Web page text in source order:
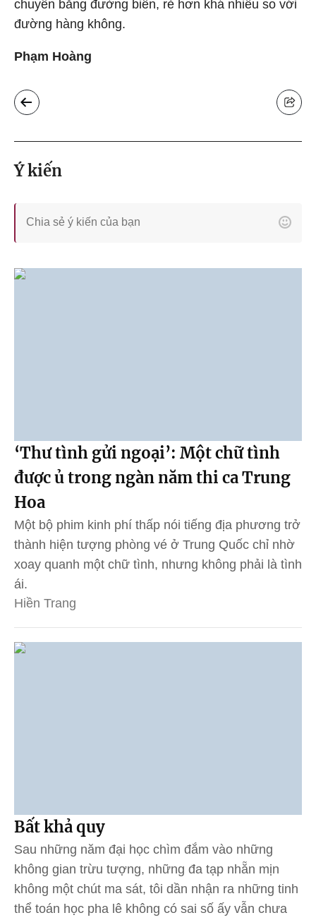
chuyển bằng đường biển, rẻ hơn khá nhiều so với
đường hàng không.
Phạm Hoàng
Ý kiến
‘Thư tình gửi ngoại’: Một chữ tình
được ủ trong ngàn năm thi ca Trung
Hoa
Một bộ phim kinh phí thấp nói tiếng địa phương trở
thành hiện tượng phòng vé ở Trung Quốc chỉ nhờ
xoay quanh một chữ tình, nhưng không phải là tình
ái.
Hiền Trang
Bất khả quy
Sau những năm đại học chìm đắm vào những
không gian trừu tượng, những đa tạp nhẵn mịn
không một chút ma sát, tôi dần nhận ra những tinh
thể toán học pha lê không có sai số ấy vẫn chưa